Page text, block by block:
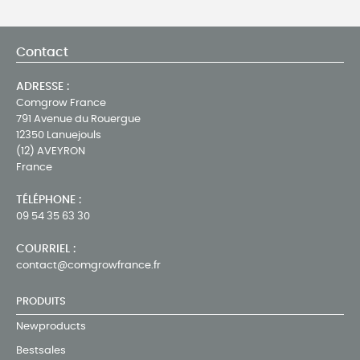
Contact
ADRESSE :
Comgrow France
791 Avenue du Rouergue
12350 Lanuejouls
(12) AVEYRON
France
TÉLÉPHONE :
09 54 35 63 30
COURRIEL :
contact@comgrowfrance.fr
PRODUITS
Newproducts
Bestsales